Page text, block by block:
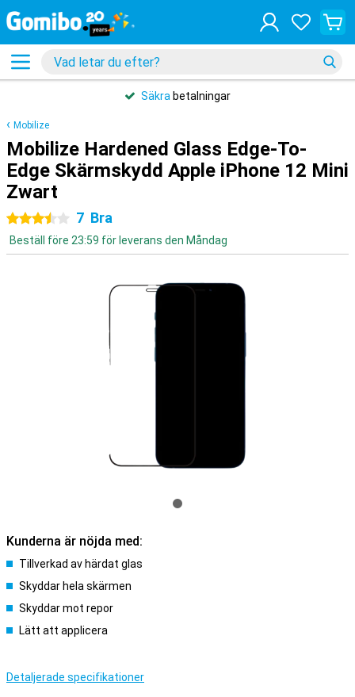
Säkra betalningar
Mobilize
Mobilize Hardened Glass Edge-To-
Edge Skärmskydd Apple iPhone 12 Mini
Zwart
3.5 stjärnor
7 Bra
Beställ före 23:59 för leverans den Måndag
Kunderna är nöjda med:
Tillverkad av härdat glas
Skyddar hela skärmen
Skyddar mot repor
Lätt att applicera
Detaljerade specifikationer